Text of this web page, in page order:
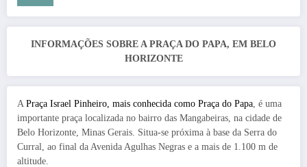
INFORMAÇÕES SOBRE A PRAÇA DO PAPA, EM BELO
HORIZONTE
A Praça Israel Pinheiro, mais conhecida como Praça do Papa , é uma
importante praça localizada no bairro das Mangabeiras, na cidade de
Belo Horizonte, Minas Gerais. Situa-se próxima à base da Serra do
Curral, ao final da Avenida Agulhas Negras e a mais de 1.100 m de
altitude.